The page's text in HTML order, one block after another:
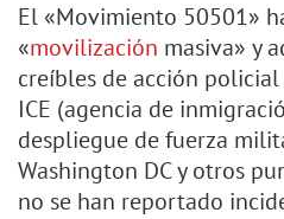
El «Movimiento 50501»
«movilización masiva» y
creíbles de acción
ICE (agencia de
despliegue de fuerza
Washington DC y otros
no se han reportado